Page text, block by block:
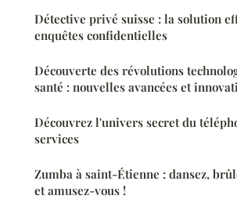
Détective privé suisse : la solution
enquêtes confidentielles
Découverte des révolutions
santé : nouvelles avancées et
Découvrez l'univers secret du
services
Zumba à saint-Étienne : dansez,
et amusez-vous !